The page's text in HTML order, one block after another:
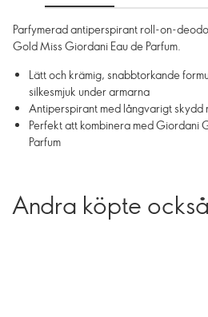
Parfymerad antiperspirant roll-on-
Gold Miss Giordani Eau de Parfum.
Lätt och krämig, snabbtorkande
silkesmjuk under armarna
Antiperspirant med långvarigt skydd
Perfekt att kombinera med Giordani
Parfum
Andra köpte också